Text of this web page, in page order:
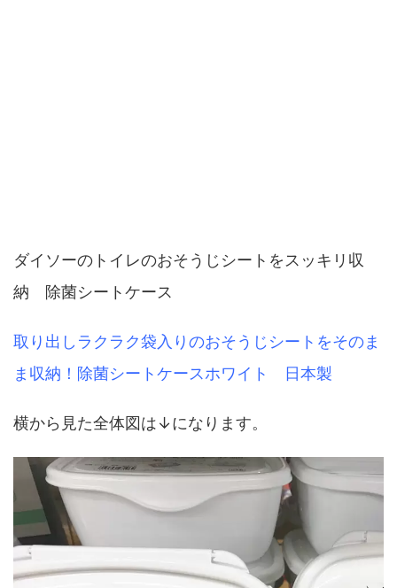
ダイソーのトイレのおそうじシートをスッキリ収
納 除菌シートケース
取り出しラクラク袋入りのおそうじシートをそのま
ま収納！除菌シートケースホワイト 日本製
横から見た全体図は↓になります。